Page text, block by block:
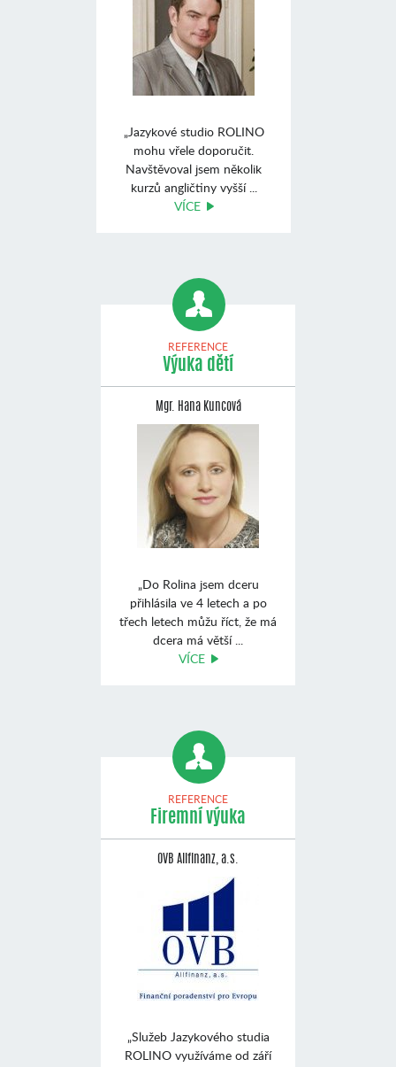
„Jazykové studio ROLINO
mohu vřele doporučit.
Navštěvoval jsem několik
kurzů angličtiny vyšší ...
VÍCE
REFERENCE
Výuka dětí
Mgr. Hana Kuncová
„Do Rolina jsem dceru
přihlásila ve 4 letech a po
třech letech můžu říct, že má
dcera má větší ...
VÍCE
REFERENCE
Firemní výuka
OVB Allfinanz, a.s.
„Služeb Jazykového studia
ROLINO využíváme od září